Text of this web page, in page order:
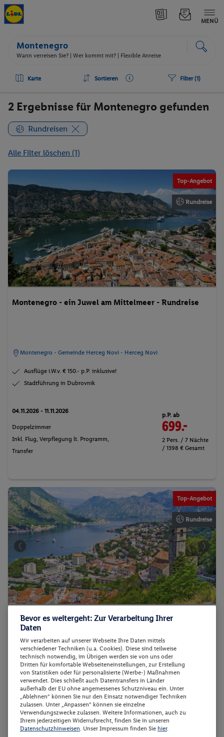
MENÜ
Montenegro
Wann verreisen Sie? | Wer kommt mit? | Flexible Anreise
Karte Sortieren Filter (1)
2 Ergebnisse für Montenegro gefunden
Rundreisen
Alle Filter löschen (1)
Top-Angebot
Rundreise
Montenegro - ein Juwel am Mittelmeer - Rundreise
Montenegro - Gemeinde Herceg Novi - Herceg Novi
Ausflüge i.W.v. € 150.- p.P. inklusive!
Stadtführung in Dubrovnik
04.11.2026 - 11.11.2026
Doppelzimmer
Inkl. Flug, Verpflegung lt. Programm,
Transfer
p.P. ab
699.-
2 Pers. / 7 Nächte
/ 1398 € Gesamt
Top-Angebot
Rundreise
Balkan Deluxe
Montenegro - Gemeinde Budva - Budva
Inkl. Ausflugspaket i.W.v. € 400.- p.P.!
Bootsfahrt auf dem Ohridsee!
08.11.2026 - 17.11.2026
p.P. ab
Bevor es weitergeht: Zur Verarbeitung Ihrer
Daten
Wir verarbeiten auf unserer Webseite Ihre Daten mittels
verschiedener Techniken (u.a. Cookies). Diese sind teilweise
technisch notwendig, im Übrigen werden sie von uns oder
Dritten für komfortable Webseiteneinstellungen, zur Erstellung
von Statistiken oder für personalisierte (Werbe-) Maßnahmen
verwendet. Dies schließt auch Datentransfers in Länder
außerhalb der EU ohne angemessenes Schutzniveau ein. Unter
„Ablehnen“ können Sie nur den Einsatz notwendiger Techniken
zulassen. Unter „Anpassen“ können sie einzelne
Verwendungszwecke zulassen. Weitere Informationen, auch zu
Ihrem jederzeitigen Widerrufsrecht, finden Sie in unseren
Datenschutzhinweisen . Unser Impressum finden Sie hier.